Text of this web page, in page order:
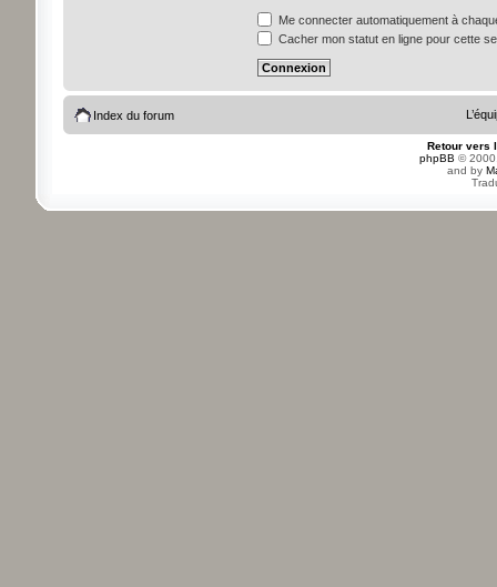
Me connecter automatiquement à
Cacher mon statut en ligne pour cette
Index du forum
Retour vers
phpBB ©
and by